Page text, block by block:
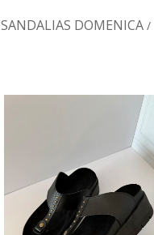
SANDALIAS DOMENICA /